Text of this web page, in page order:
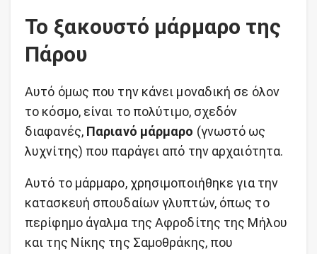
Το ξακουστό μάρμαρο της
Πάρου
Αυτό όμως που την κάνει μοναδική σε όλον
το κόσμο, είναι το πολύτιμο, σχεδόν
διαφανές, Παριανό μάρμαρο (γνωστό ως
λυχνίτης) που παράγει από την αρχαιότητα.
Αυτό το μάρμαρο, χρησιμοποιήθηκε για την
κατασκευή σπουδαίων γλυπτών, όπως το
περίφημο άγαλμα της Αφροδίτης της Μήλου
και της Νίκης της Σαμοθράκης, που